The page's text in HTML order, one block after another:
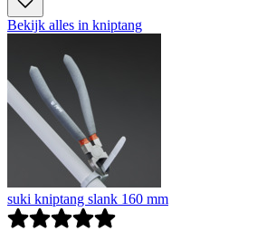
Bekijk alles in kniptang
suki kniptang slank 160 mm